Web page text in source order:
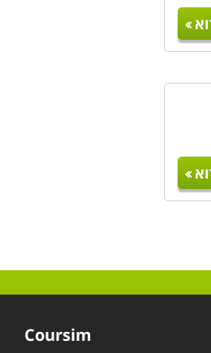
Coursim